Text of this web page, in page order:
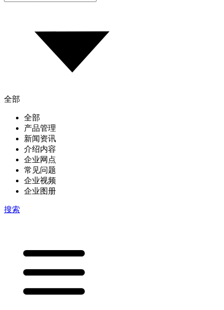
全部
全部
产品管理
新闻资讯
介绍内容
企业网点
常见问题
企业视频
企业图册
搜索